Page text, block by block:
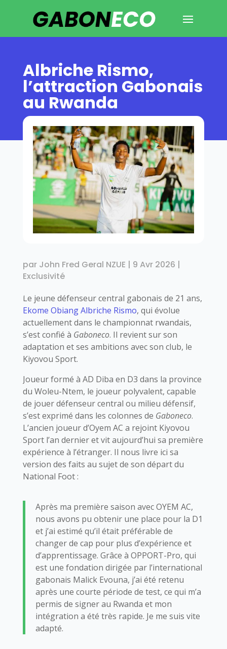
Albriche Rismo,
l’attraction Gabonais
au Rwanda
par John Fred Geral NZUE | 9 Avr 2026 |
Exclusivité
Le jeune défenseur central gabonais de 21 ans,
Ekome Obiang Albriche Rismo, qui évolue
actuellement dans le championnat rwandais,
s’est confié à Gaboneco. Il revient sur son
adaptation et ses ambitions avec son club, le
Kiyovou Sport.
Joueur formé à AD Diba en D3 dans la province
du Woleu-Ntem, le joueur polyvalent, capable
de jouer défenseur central ou milieu défensif,
s’est exprimé dans les colonnes de Gaboneco.
L’ancien joueur d’Oyem AC a rejoint Kiyovou
Sport l’an dernier et vit aujourd’hui sa première
expérience à l’étranger. Il nous livre ici sa
version des faits au sujet de son départ du
National Foot :
Après ma première saison avec OYEM AC,
nous avons pu obtenir une place pour la D1
et j’ai estimé qu’il était préférable de
changer de cap pour plus d’expérience et
d’apprentissage. Grâce à OPPORT-Pro, qui
est une fondation dirigée par l’international
gabonais Malick Evouna, j’ai été retenu
après une courte période de test, ce qui m’a
permis de signer au Rwanda et mon
intégration a été très rapide. Je me suis vite
adapté.